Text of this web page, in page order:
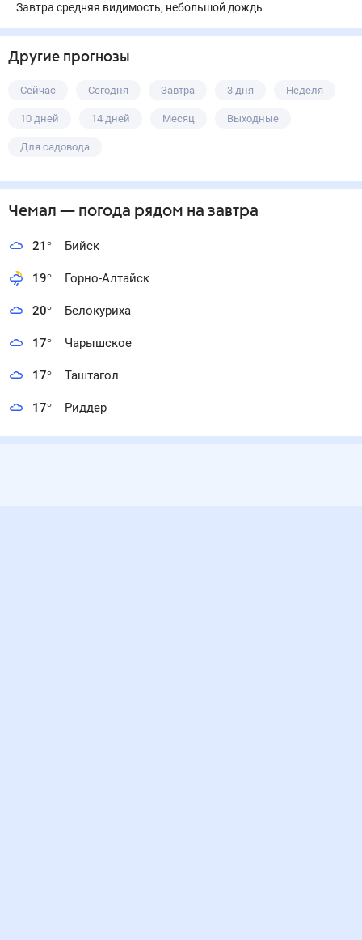
Завтра средняя видимость, небольшой дождь
Другие прогнозы
Сейчас Сегодня Завтра 3 дня Неделя
10 дней 14 дней Месяц Выходные
Для садовода
Чемал — погода рядом на завтра
21° Бийск
19° Горно-Алтайск
20° Белокуриха
17° Чарышское
17° Таштагол
17° Риддер